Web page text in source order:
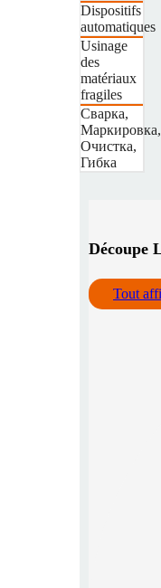
Dispositifs
automatiques
Usinage
des
matériaux
fragiles
Сварка,
Маркировка,
Очистка,
Гибка
Découpe
Tout